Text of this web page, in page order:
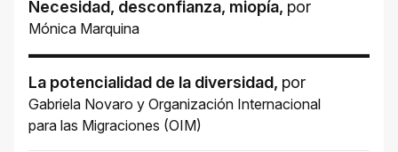
Necesidad, desconfianza, miopía, por
Mónica Marquina
La potencialidad de la diversidad, por
Gabriela Novaro y Organización Internacional
para las Migraciones (OIM)